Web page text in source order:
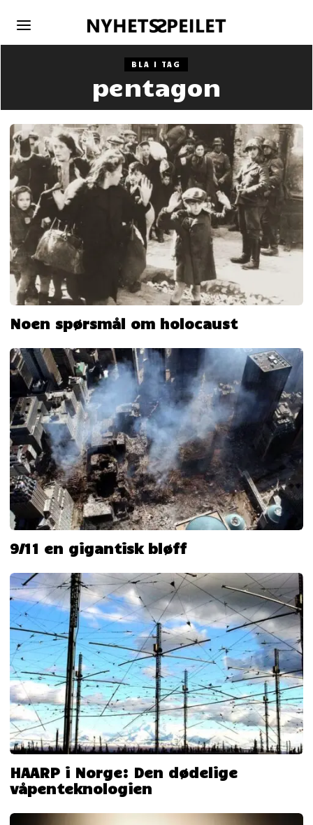
BLA I TAG
pentagon
Noen spørsmål om holocaust
9/11 en gigantisk bløff
HAARP i Norge: Den dødelige
våpenteknologien